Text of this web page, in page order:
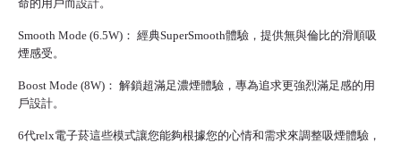
命的用戶而設計。
Smooth Mode (6.5W)： 經典SuperSmooth體驗，提供無與倫比的滑順吸
煙感受。
Boost Mode (8W)： 解鎖超滿足濃煙體驗，專為追求更強烈滿足感的用
戶設計。
6代relx電子菸這些模式讓您能夠根據您的心情和需求來調整吸煙體驗，